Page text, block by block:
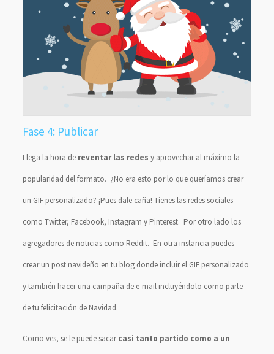
Fase 4: Publicar
Llega la hora de reventar las redes y aprovechar al máximo la
popularidad del formato. ¿No era esto por lo que queríamos crear
un GIF personalizado? ¡Pues dale caña! Tienes las redes sociales
como Twitter, Facebook, Instagram y Pinterest. Por otro lado los
agregadores de noticias como Reddit. En otra instancia puedes
crear un post navideño en tu blog donde incluir el GIF personalizado
y también hacer una campaña de e-mail incluyéndolo como parte
de tu felicitación de Navidad.
Como ves, se le puede sacarcasi tanto partido como a un